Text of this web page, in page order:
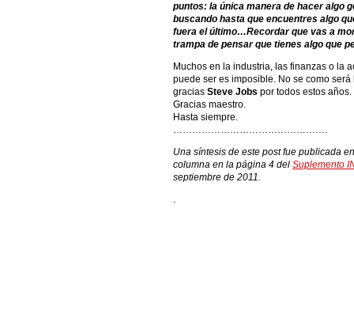
puntos: la única manera de hacer algo
buscando hasta que encuentres algo
fuera el último…Recordar que vas a
trampa de pensar que tienes algo que
Muchos en la industria, las finanzas o la
puede ser es imposible. No se como
gracias Steve Jobs por todos estos años.
Gracias maestro.
Hasta siempre.
………………………………………….
Una síntesis de este post fue publicada
columna en la página 4 del Suplemento
septiembre de 2011.
.